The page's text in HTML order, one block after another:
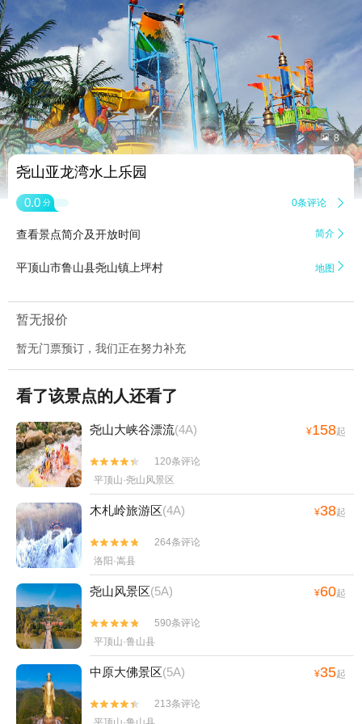
 8
尧山亚龙湾水上乐园
0.0 分 0条评论 
查看景点简介及开放时间 简介 
平顶山市鲁山县尧山镇上坪村 地图 
暂无报价
暂无门票预订，我们正在努力补充
看了该景点的人还看了
尧山大峡谷漂流(4A) ¥158起


120条评论
平顶山·尧山风景区
木札岭旅游区(4A) ¥38起


264条评论
洛阳·嵩县
尧山风景区(5A) ¥60起


590条评论
平顶山·鲁山县
中原大佛景区(5A) ¥35起


213条评论
